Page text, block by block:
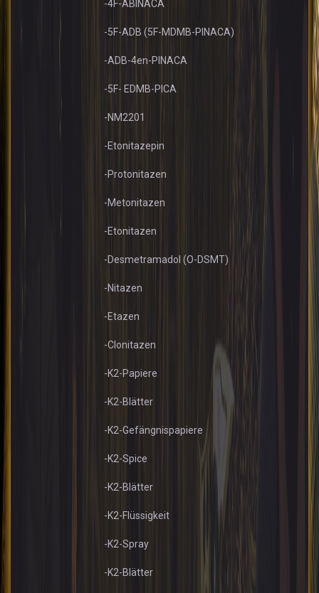
-4F-ABINACA
-5F-ADB (5F-MDMB-PINACA)
-ADB-4en-PINACA
-5F- EDMB-PICA
-NM2201
-Etonitazepin
-Protonitazen
-Metonitazen
-Etonitazen
-Desmetramadol (O-DSMT)
-Nitazen
-Etazen
-Clonitazen
-K2-Papiere
-K2-Blätter
-K2-Gefängnispapiere
-K2-Spice
-K2-Blätter
-K2-Flüssigkeit
-K2-Spray
-K2-Blätter